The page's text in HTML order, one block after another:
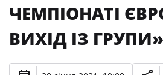
ЧЕМПІОНАТІ
ВИХІД ІЗ ГРУПИ»